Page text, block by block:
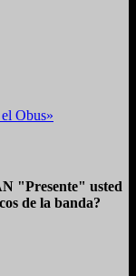
Obus»
"Presente" usted
de la banda?